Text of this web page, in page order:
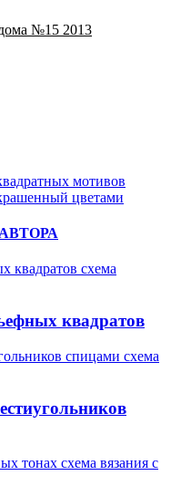
№15 2013
мотивов
цветами
квадратов